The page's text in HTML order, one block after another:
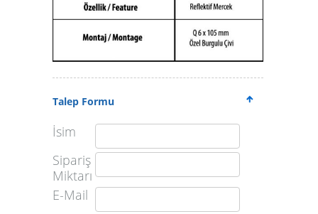
Talep Formu
İsim
Sipariş
Miktarı
E-Mail